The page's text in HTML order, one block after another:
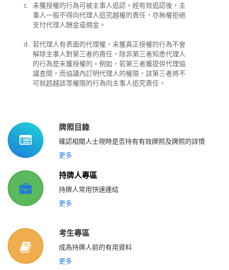
c. 未獲授權的行為可被主事人追認。經有效追認後，主
事人一般不得向代理人追究越權的責任，亦無權拒絕
支付代理人酬金或佣金。
d. 若代理人有表面的代理權，未獲真正授權的行為不會
解除主事人對第三者的責任，除非第三者知悉代理人
的行為是未獲授權的。例如，若第三者獲提供代理協
議查閱，而協議內訂明代理人的權限，該第三者將不
可就超越該等權限的行為向主事人追究責任。
牌照目錄
確認相關人士現時是否持有有效牌照及牌照的詳情
更多
持牌人專區
持牌人常用快速連結
更多
考生專區
成為持牌人前的有用資料
更多